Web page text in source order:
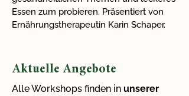
Essen zum probieren. Präsentiert von
Ernährungstherapeutin Karin Schaper.
Aktuelle Angebote
Alle Workshops finden in unserer